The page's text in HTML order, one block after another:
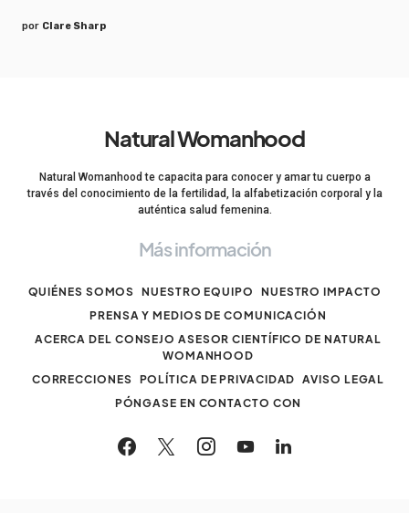
por Clare Sharp
Natural Womanhood
Natural Womanhood te capacita para conocer y amar tu cuerpo a
través del conocimiento de la fertilidad, la alfabetización corporal y la
auténtica salud femenina.
Más información
QUIÉNES SOMOS NUESTRO EQUIPO
NUESTRO IMPACTO
PRENSA Y MEDIOS DE COMUNICACIÓN
ACERCA DEL CONSEJO ASESOR CIENTÍFICO DE NATURAL
WOMANHOOD
CORRECCIONES POLÍTICA DE PRIVACIDAD
AVISO LEGAL
PÓNGASE EN CONTACTO CON